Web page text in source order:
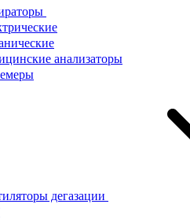
анализаторы
дегазации